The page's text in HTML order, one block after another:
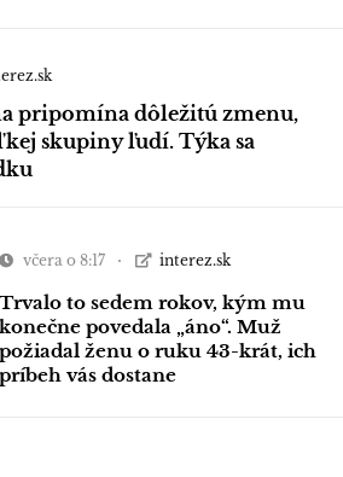
pripomína dôležitú zmenu,
skupiny ľudí. Týka sa
včera o 8:17 interez.sk
Trvalo to sedem rokov, kým mu
konečne povedala „áno“. Muž
požiadal ženu o ruku 43-krát, ich
príbeh vás dostane